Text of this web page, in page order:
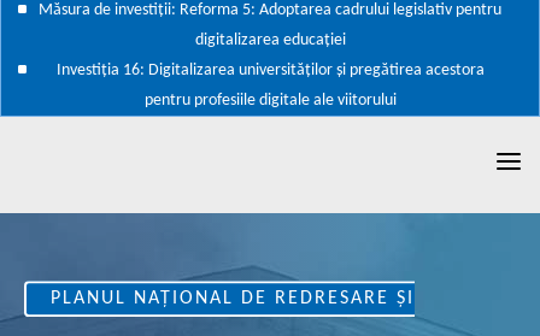
Măsura de investiții: Reforma 5: Adoptarea cadrului legislativ pentru
digitalizarea educației
Investiția 16: Digitalizarea universităților și pregătirea acestora
pentru profesiile digitale ale viitorului
PLANUL NAȚIONAL DE REDRESARE ȘI